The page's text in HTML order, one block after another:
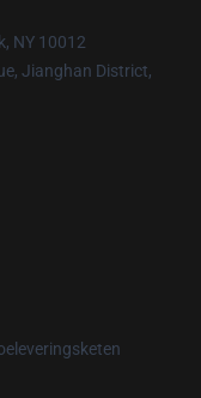
NY 10012
Jianghan District,